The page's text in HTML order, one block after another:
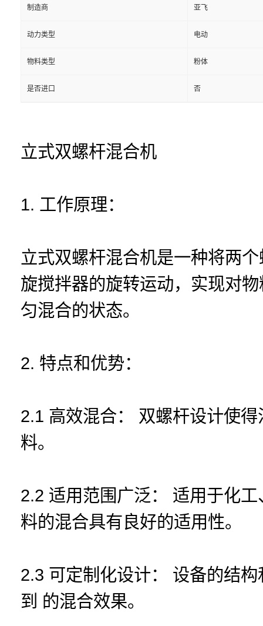
制造商 亚飞
动力类型 电动
物料类型 粉体
是否进口 否
立式双螺杆混合机
1. 工作原理：
立式双螺杆混合机是一种将两
旋搅拌器的旋转运动，实现对
匀混合的状态。
2. 特点和优势：
2.1 高效混合： 双螺杆设计使
料。
2.2 适用范围广泛： 适用于化
料的混合具有良好的适用性。
2.3 可定制化设计： 设备的结
到 的混合效果。